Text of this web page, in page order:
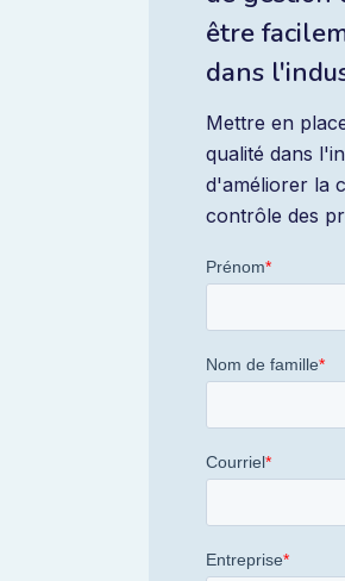
être
dans
Mettre en
qualité dans
d'améliorer la
contrôle des